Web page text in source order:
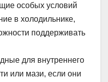
особых условий
в холодильнике,
поддерживать
для внутреннего
или мази, если они